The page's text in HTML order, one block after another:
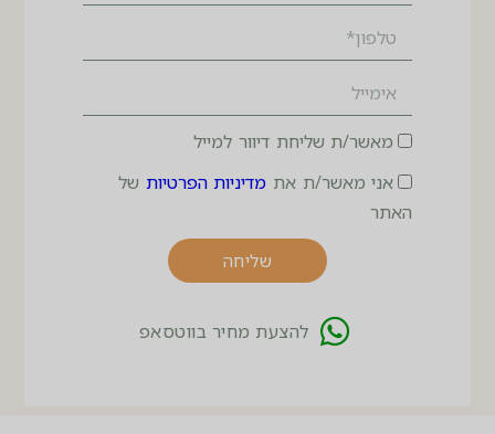
מאשר/ת שליחת דיוור למייל
אני מאשר/ת את מדיניות הפרטיות של
האתר
שליחה
להצעת מחיר בווטסאפ